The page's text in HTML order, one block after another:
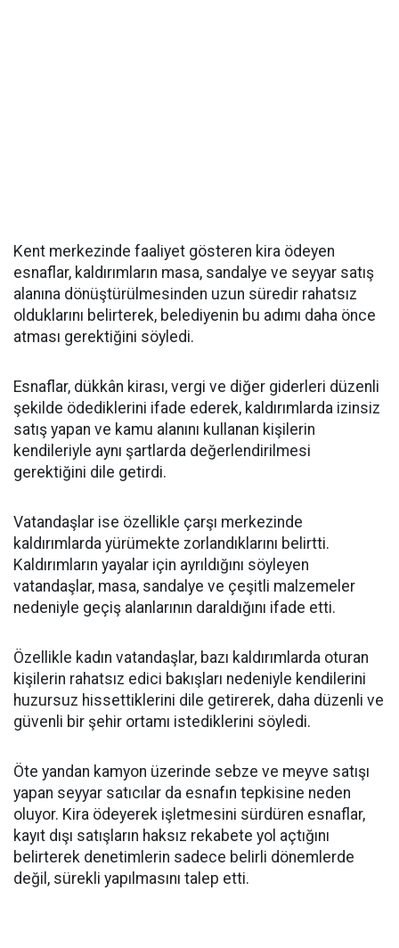
Kent merkezinde faaliyet gösteren kira ödeyen
esnaflar, kaldırımların masa, sandalye ve seyyar satış
alanına dönüştürülmesinden uzun süredir rahatsız
olduklarını belirterek, belediyenin bu adımı daha önce
atması gerektiğini söyledi.
Esnaflar, dükkân kirası, vergi ve diğer giderleri düzenli
şekilde ödediklerini ifade ederek, kaldırımlarda izinsiz
satış yapan ve kamu alanını kullanan kişilerin
kendileriyle aynı şartlarda değerlendirilmesi
gerektiğini dile getirdi.
Vatandaşlar ise özellikle çarşı merkezinde
kaldırımlarda yürümekte zorlandıklarını belirtti.
Kaldırımların yayalar için ayrıldığını söyleyen
vatandaşlar, masa, sandalye ve çeşitli malzemeler
nedeniyle geçiş alanlarının daraldığını ifade etti.
Özellikle kadın vatandaşlar, bazı kaldırımlarda oturan
kişilerin rahatsız edici bakışları nedeniyle kendilerini
huzursuz hissettiklerini dile getirerek, daha düzenli ve
güvenli bir şehir ortamı istediklerini söyledi.
Öte yandan kamyon üzerinde sebze ve meyve satışı
yapan seyyar satıcılar da esnafın tepkisine neden
oluyor. Kira ödeyerek işletmesini sürdüren esnaflar,
kayıt dışı satışların haksız rekabete yol açtığını
belirterek denetimlerin sadece belirli dönemlerde
değil, sürekli yapılmasını talep etti.